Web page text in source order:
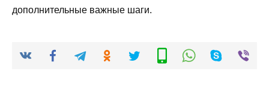
дополнительные важные шаги.